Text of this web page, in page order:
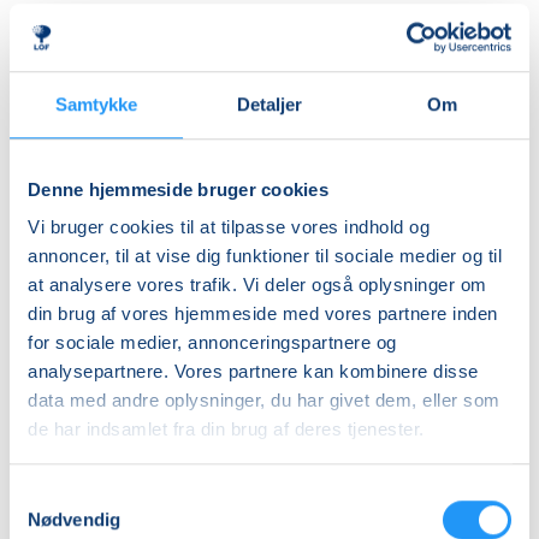
Samtykke Detaljer Om
Denne hjemmeside bruger cookies
Vi bruger cookies til at tilpasse vores indhold og
annoncer, til at vise dig funktioner til sociale medier og til
at analysere vores trafik. Vi deler også oplysninger om
din brug af vores hjemmeside med vores partnere inden
for sociale medier, annonceringspartnere og
analysepartnere. Vores partnere kan kombinere disse
data med andre oplysninger, du har givet dem, eller som
de har indsamlet fra din brug af deres tjenester.
Nødvendig
ALDERSINDDELINGEN ER VEJLEDENDE
Børn er forskellige og udvikler sig i forskellige tempi,
virker utryg ved vand, er det en god idé at tænke lidt
motorisk langt fremme, frisk på nye udfordringer og
måske endda allerede vandtilvænnet, kan det være
en god idé at tænke lidt opad i fht. aldersrammen.
Holdene er små, så der er god mulighed for at tage
individuelle hensyn undervejs.
BEMÆRK
Tilmeldingen gælder en voksen med et barn og det er
kun den voksne, der skal tilmeldes.
Ledig-KBH
Ledig-FRB
DKK 923,00
DKK 907,00
Studerende-FRB
DKK 923,00
Unge (18-25 år)-KBH
DKK 907,00
Info
903351